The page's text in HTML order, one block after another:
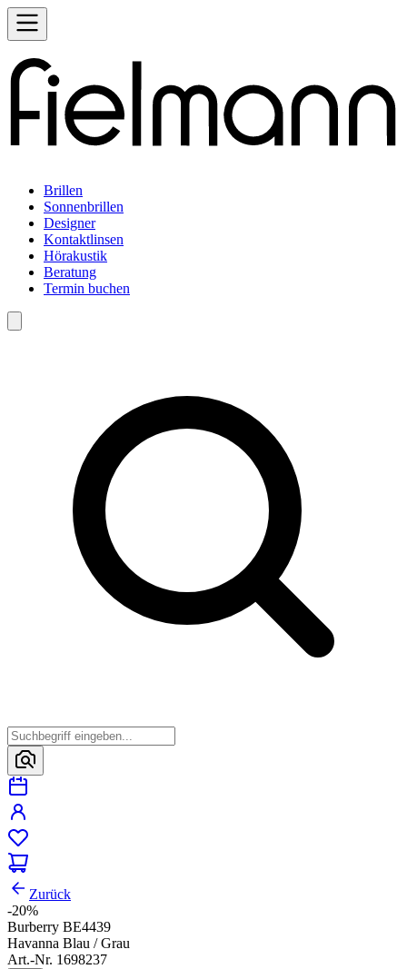
Brillen
Sonnenbrillen
Designer
Kontaktlinsen
Hörakustik
Beratung
Termin buchen
Zurück
-20%
Burberry BE4439
Havanna Blau / Grau
Art.-Nr. 1698237